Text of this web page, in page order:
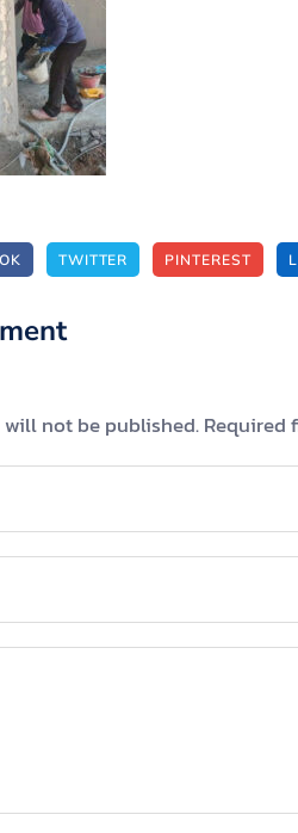
TWITTER PINTEREST
not be published. Required